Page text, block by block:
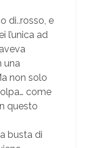
di..rosso, e
l’unica ad
una
non solo
come
questo
busta di